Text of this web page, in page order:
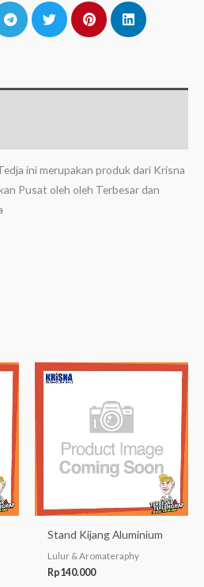
ini merupakan produk dari Krisna
Pusat oleh oleh Terbesar dan
Stand Kijang Aluminium
Lulur & Aromateraphy
Rp140.000